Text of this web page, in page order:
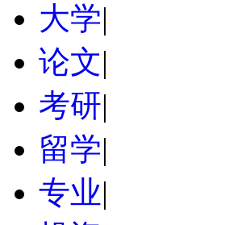
大学|
论文|
考研|
留学|
专业|